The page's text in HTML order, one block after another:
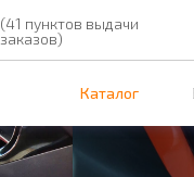
(41 пунктов выдачи
заказов)
Каталог